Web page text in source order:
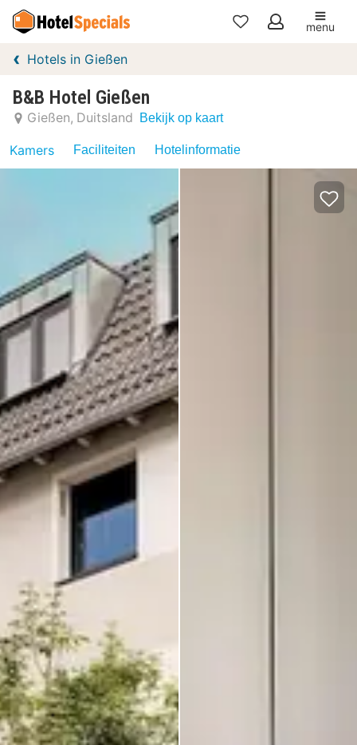
Mijn
menu
Hotels in Gießen
B&B Hotel Gießen
Gießen Duitsland Bekijk op kaart
Kamers Faciliteiten Hotelinformatie